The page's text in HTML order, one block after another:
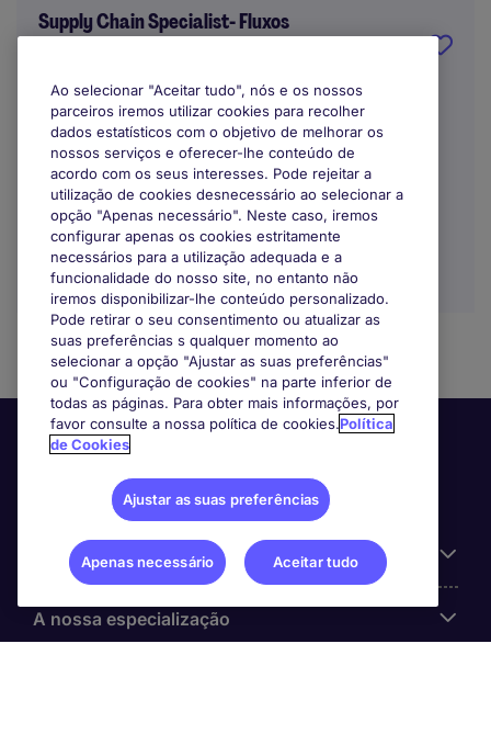
Supply Chain Specialist- Fluxos
Lisbon
Indefinido
Informação Útil
A nossa especialização
Ao selecionar "Aceitar tudo", nós e os nossos
parceiros iremos utilizar cookies para recolher
dados estatísticos com o objetivo de melhorar os
nossos serviços e oferecer-lhe conteúdo de
acordo com os seus interesses. Pode rejeitar a
utilização de cookies desnecessário ao selecionar a
opção "Apenas necessário". Neste caso, iremos
configurar apenas os cookies estritamente
necessários para a utilização adequada e a
funcionalidade do nosso site, no entanto não
iremos disponibilizar-lhe conteúdo personalizado.
Pode retirar o seu consentimento ou atualizar as
suas preferências s qualquer momento ao
selecionar a opção "Ajustar as suas preferências"
ou "Configuração de cookies" na parte inferior de
todas as páginas. Para obter mais informações, por
favor consulte a nossa política de cookies.Política
de Cookies
Ajustar as suas preferências
Apenas necessário Aceitar tudo